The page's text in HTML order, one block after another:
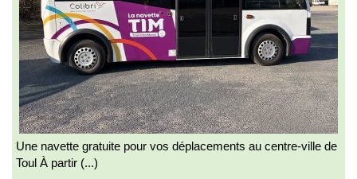
Une navette gratuite pour vos déplacements au centre-ville de
Toul À partir (...)